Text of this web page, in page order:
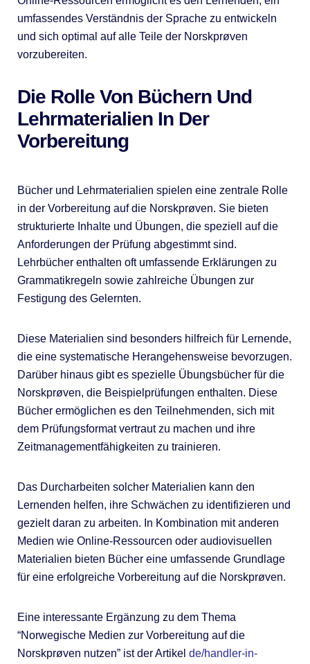
umfassendes Verständnis der Sprache zu entwickeln
und sich optimal auf alle Teile der Norskprøven
vorzubereiten.
Die Rolle Von Büchern Und
Lehrmaterialien In Der
Vorbereitung
Bücher und Lehrmaterialien spielen eine zentrale Rolle
in der Vorbereitung auf die Norskprøven. Sie bieten
strukturierte Inhalte und Übungen, die speziell auf die
Anforderungen der Prüfung abgestimmt sind.
Lehrbücher enthalten oft umfassende Erklärungen zu
Grammatikregeln sowie zahlreiche Übungen zur
Festigung des Gelernten.
Diese Materialien sind besonders hilfreich für Lernende,
die eine systematische Herangehensweise bevorzugen.
Darüber hinaus gibt es spezielle Übungsbücher für die
Norskprøven, die Beispielprüfungen enthalten. Diese
Bücher ermöglichen es den Teilnehmenden, sich mit
dem Prüfungsformat vertraut zu machen und ihre
Zeitmanagementfähigkeiten zu trainieren.
Das Durcharbeiten solcher Materialien kann den
Lernenden helfen, ihre Schwächen zu identifizieren und
gezielt daran zu arbeiten. In Kombination mit anderen
Medien wie Online-Ressourcen oder audiovisuellen
Materialien bieten Bücher eine umfassende Grundlage
für eine erfolgreiche Vorbereitung auf die Norskprøven.
Eine interessante Ergänzung zu dem Thema
“Norwegische Medien zur Vorbereitung auf die
Norskprøven nutzen” ist der Artikel de/handler-in-